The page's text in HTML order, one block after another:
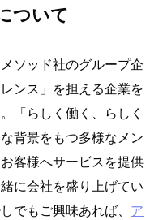
ついて
ソッド社のグループ企
ンス」を担える企業を
「らしく働く、らしく
背景をもつ多様なメン
客様へサービスを提供
に会社を盛り上げてい
でもご興味あれば、 ア